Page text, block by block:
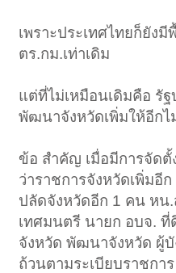
เพราะประเทศไทยก็ยั
ตร.กม.เท่าเดิม
แต่ที่ไม่เหมือนเดิมคือ รั
พัฒนาจังหวัดเพิ่มให้อีก
ข้อ สำคัญ เมื่อมีการจัดตั้
ว่าราชการจังหวัดเพิ่มอี
ปลัดจังหวัดอีก 1 คน หน
เทศมนตรี นายก อบจ. ที่
จังหวัด พัฒนาจังหวัด ผู้บั
ถ้วนตามระเบียบราชการ